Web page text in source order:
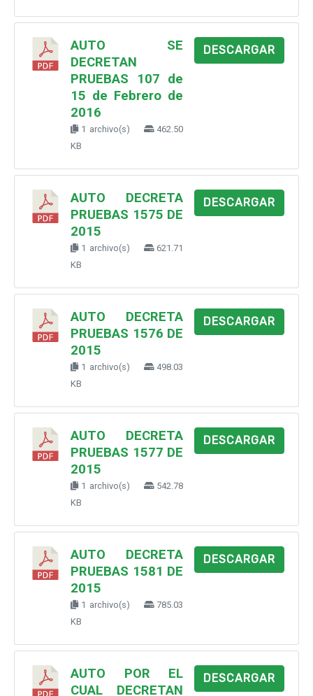
AUTO SE
DECRETAN
PRUEBAS 107 de
15 de Febrero de
2016
1 archivo(s)
462.50
KB
DESCARGAR
AUTO DECRETA
PRUEBAS 1575 DE
2015
1 archivo(s)
621.71
KB
DESCARGAR
AUTO DECRETA
PRUEBAS 1576 DE
2015
1 archivo(s)
498.03
KB
DESCARGAR
AUTO DECRETA
PRUEBAS 1577 DE
2015
1 archivo(s)
542.78
KB
DESCARGAR
AUTO DECRETA
PRUEBAS 1581 DE
2015
1 archivo(s)
785.03
KB
DESCARGAR
AUTO POR EL
CUAL DECRETAN
DESCARGAR